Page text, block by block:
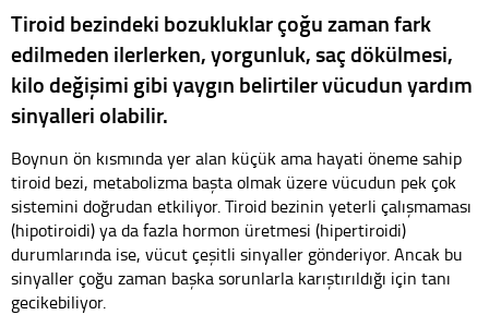
Tiroid bezindeki bozukluklar çoğu zaman fark
edilmeden ilerlerken, yorgunluk, saç dökülmesi,
kilo değişimi gibi yaygın belirtiler vücudun yardım
sinyalleri olabilir.
Boynun ön kısmında yer alan küçük ama hayati öneme sahip
tiroid bezi, metabolizma başta olmak üzere vücudun pek çok
sistemini doğrudan etkiliyor. Tiroid bezinin yeterli çalışmaması
(hipotiroidi) ya da fazla hormon üretmesi (hipertiroidi)
durumlarında ise, vücut çeşitli sinyaller gönderiyor. Ancak bu
sinyaller çoğu zaman başka sorunlarla karıştırıldığı için tanı
gecikebiliyor.